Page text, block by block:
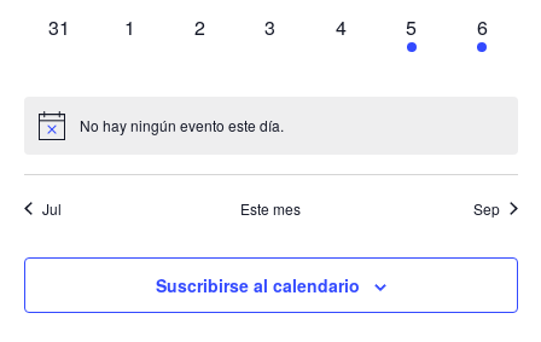
0
31
0
1
0
2
0
3
0
4
1
evento,
5
1
evento,
6
No hay ningún evento este día.
Jul Este mes Sep
Suscribirse al calendario